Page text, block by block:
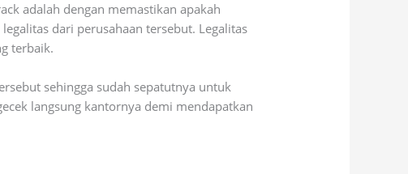
adalah dengan memastikan apakah
dari perusahaan tersebut. Legalitas
terbaik.
sehingga sudah sepatutnya untuk
langsung kantornya demi mendapatkan